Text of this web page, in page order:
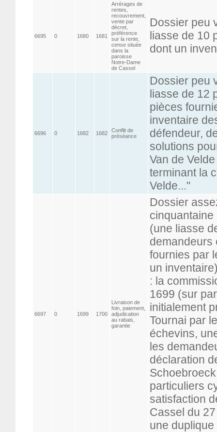
6695 0 1680 1681
Arrérages de
rentes,
recouvrement,
vente par
décret,
préférence
sur la rente,
cense située
dans la
paroisse
Notre-Dame
de Cassel
Dossier peu
liasse de 10
dont un
6696 0 1682 1682
Conflit de
préséance
Dossier peu
liasse de 12
pièces
inventaire
défendeur,
solutions
Van de
terminant la
Velde..."
6697 0 1699 1700
Livraison de
foin, paiement,
adjudication
au rabais,
garantie
Dossier
(une liasse
demandeurs
fournies par
un
: la
1699 (sur
initialement
Tournai par
échevins,
les
déclaration
particuliers
satisfaction
Cassel du
une